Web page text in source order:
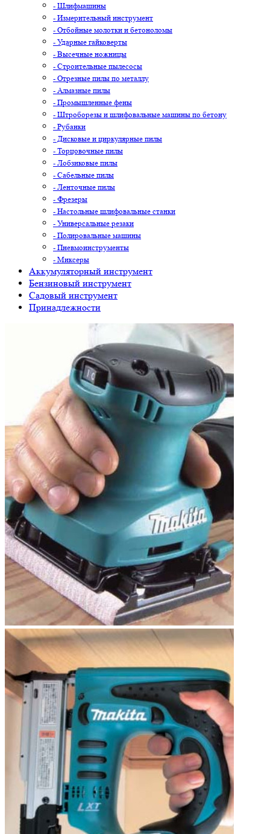
- Шлифмашины
- Измерительный инструмент
- Отбойные молотки и бетоноломы
- Ударные гайковерты
- Высечные ножницы
- Строительные пылесосы
- Отрезные пилы по металлу
- Алмазные пилы
- Промышленные фены
- Штроборезы и шлифовальные машины по бетону
- Рубанки
- Дисковые и циркулярные пилы
- Торцовочные пилы
- Лобзиковые пилы
- Сабельные пилы
- Ленточные пилы
- Фрезеры
- Настольные шлифовальные станки
- Универсальные резаки
- Полировальные машины
- Пневмоинструменты
- Миксеры
Аккумуляторный инструмент
Бензиновый инструмент
Садовый инструмент
Принадлежности